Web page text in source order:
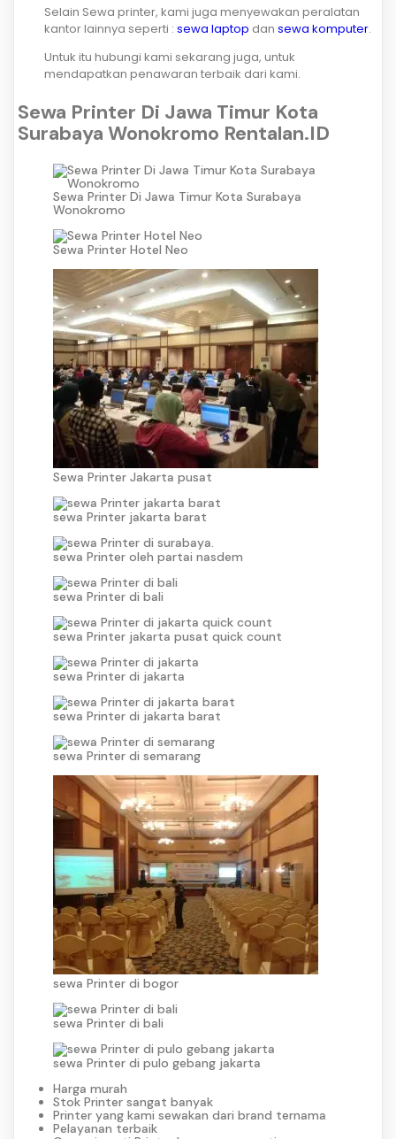
Selain Sewa printer, kami juga menyewakan peralatan
kantor lainnya seperti : sewa laptop dan sewa komputer.
Untuk itu hubungi kami sekarang juga, untuk
mendapatkan penawaran terbaik dari kami.
Sewa Printer Di Jawa Timur Kota
Surabaya Wonokromo Rentalan.ID
Sewa Printer Di Jawa Timur Kota Surabaya
Wonokromo
Sewa Printer Hotel Neo
Sewa Printer Jakarta pusat
sewa Printer jakarta barat
sewa Printer oleh partai nasdem
sewa Printer di bali
sewa Printer jakarta pusat quick count
sewa Printer di jakarta
sewa Printer di jakarta barat
sewa Printer di semarang
sewa Printer di bogor
sewa Printer di bali
sewa Printer di pulo gebang jakarta
Harga murah
Stok Printer sangat banyak
Printer yang kami sewakan dari brand ternama
Pelayanan terbaik